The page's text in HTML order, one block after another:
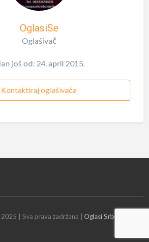
OglasiSe
Oglašivač
još od: 24. april 2015.
Kontaktiraj oglašivača
| Sva prava zadržana | Oglasi Srbija